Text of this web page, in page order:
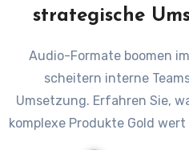
strategische
Audio-Formate boomen im B2B-Sektor – doch oft
scheitern interne
Umsetzung. Erfahren Sie,
komplexe Produkte Gold